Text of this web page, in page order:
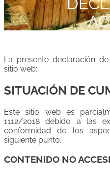
La presente declaración
sitio web:
SITUACIÓN DE
Este sitio web es
1112/2018 debido a las
conformidad de los
siguiente punto.
CONTENIDO NO